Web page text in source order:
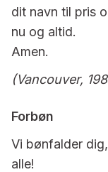
dit navn til pris
nu og altid.
Amen.
(Vancouver,
Forbøn
Vi bønfalder
alle!